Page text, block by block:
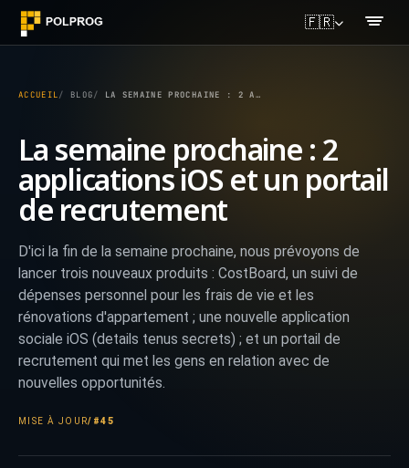
🇫🇷
ACCUEIL BLOG LA SEMAINE PROCHAINE : 2 APPLICATIONS IOS ET UN PORTAIL DE RECRUTEMENT
La semaine prochaine : 2
applications iOS et un portail
de recrutement
D'ici la fin de la semaine prochaine, nous prévoyons de
lancer trois nouveaux produits : CostBoard, un suivi de
dépenses personnel pour les frais de vie et les
rénovations d'appartement ; une nouvelle application
sociale iOS (details tenus secrets) ; et un portail de
recrutement qui met les gens en relation avec de
nouvelles opportunités.
MISE À JOUR/ #45